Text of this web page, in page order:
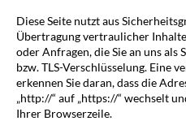
Diese Seite nutzt aus
Übertragung vertraulicher
oder Anfragen, die Sie an uns als
bzw. TLS-Verschlüsselung. Eine
erkennen Sie daran, dass die
„http://“ auf „https://“ wechselt
Ihrer Browserzeile.